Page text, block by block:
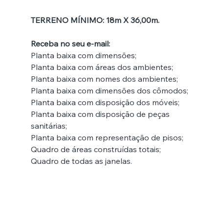
TERRENO MÍNIMO: 18m X 36,00m.
Receba no seu e-mail:
Planta baixa com dimensões;
Planta baixa com áreas dos ambientes;
Planta baixa com nomes dos ambientes;
Planta baixa com dimensões dos cômodos;
Planta baixa com disposição dos móveis;
Planta baixa com disposição de peças
sanitárias;
Planta baixa com representação de pisos;
Quadro de áreas construídas totais;
Quadro de todas as janelas.